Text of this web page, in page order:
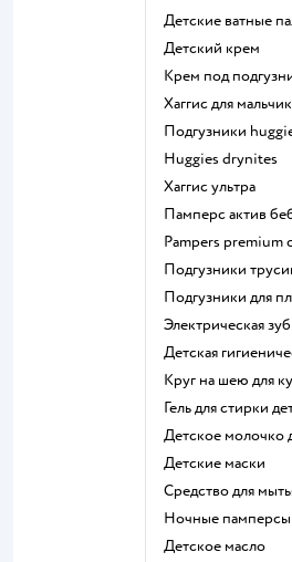
детские ватные
детский крем
крем под
хаггис для
подгузники
huggies drynites
хаггис ультра
памперс актив
pampers premium
подгузники
подгузники для
электрическая
детская
круг на шею для
гель для стирки
детское молочко
детские маски
средство для
ночные памперсы
детское масло